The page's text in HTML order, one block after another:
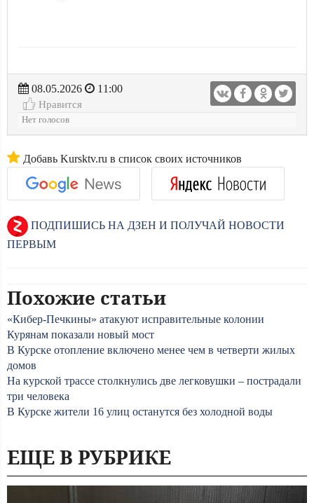
08.05.2026
11:00
Нравится
Нет голосов
Добавь Kursktv.ru в список своих источников
ПОДПИШИСЬ НА ДЗЕН И ПОЛУЧАЙ НОВОСТИ
ПЕРВЫМ
Похожие статьи
«Кибер-Печкины» атакуют исправительные колонии
Курянам показали новый мост
В Курске отопление включено менее чем в четверти жилых
домов
На курской трассе столкнулись две легковушки – пострадали
три человека
В Курске жители 16 улиц останутся без холодной воды
ЕЩЕ В РУБРИКЕ